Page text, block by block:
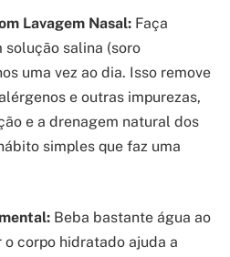
Lavagem Nasal: Faça
solução salina (soro
uma vez ao dia. Isso remove
e outras impurezas,
e a drenagem natural dos
simples que faz uma
Beba bastante água ao
corpo hidratado ajuda a